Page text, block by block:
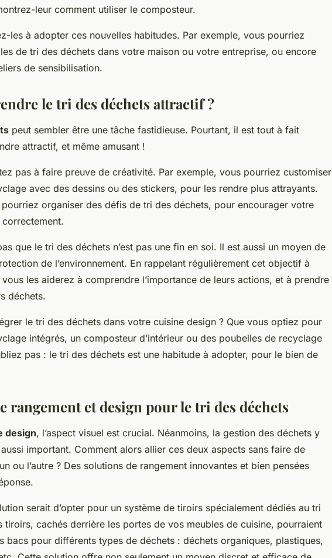
leur comment utiliser le composteur.
les à adopter ces nouvelles habitudes. Par exemple, vous pourriez
de tri des déchets dans votre maison ou votre entreprise, ou encore
de sensibilisation.
le tri des déchets attractif ?
peut sembler être une tâche fastidieuse. Pourtant, il est tout à fait
attractif, et même amusant !
pas à faire preuve de créativité. Par exemple, vous pourriez customiser
avec des dessins ou des stickers, pour les rendre plus attrayants.
organiser des défis de tri des déchets, pour encourager votre
que le tri des déchets n’est pas une fin en soi. Il est aussi un moyen de
de l’environnement. En rappelant régulièrement cet objectif à
les aiderez à comprendre l’importance de leurs actions, et à prendre
déchets.
le tri des déchets dans votre cuisine design ? Que vous optiez pour
intégrés, un composteur d’intérieur ou des poubelles de recyclage
pas : le tri des déchets est une habitude à adopter, pour le bien de
rangement et design pour le tri des déchets
design, l’aspect visuel est crucial. Néanmoins, la gestion des déchets y
important. Comment alors allier ces deux aspects sans faire de
ou l’autre ? Des solutions de rangement innovantes et bien pensées
serait d’opter pour un système de tiroirs spécialement dédiés au tri
tiroirs, cachés derrière les portes de vos meubles de cuisine, pourraient
bacs pour différents types de déchets : déchets organiques, plastiques,